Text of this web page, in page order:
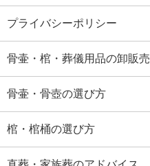
プライバシーポリシー
骨壷・棺・葬儀用品の卸販売
骨壷・骨壺の選び方
棺・棺桶の選び方